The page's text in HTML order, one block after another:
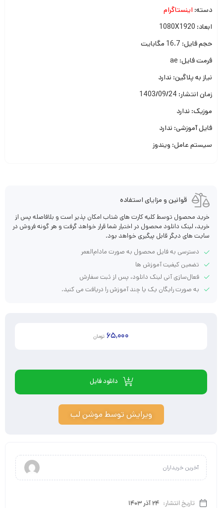
دسته: اینستاگرام
ابعاد: 1080X1920
حجم فایل: 16.7 مگابایت
فرمت فایل: ae
نیاز به پلاگین: ندارد
زمان انتشار: 1403/09/24
موزیک: ندارد
فایل آموزشی: ندارد
سیستم عامل: ویندوز
قوانین و مزایای استفاده
خرید محصول توسط کلیه کارت های شتاب امکان پذیر است و بلافاصله پس از
خرید، لینک دانلود محصول در اختیار شما قرار خواهد گرفت و هر گونه فروش در
سایت های دیگر قابل پیگیری خواهد بود.
دسترسی به فایل محصول به صورت مادام‌العمر
تضمین کیفیت آموزش ها
فعال‌سازی آنی لینک دانلود، پس از ثبت سفارش
به صورت رایگان یک یا چند آموزش را دریافت می کنید.
65,000 تومان
دانلود فایل
ویرایش توسط موشن لب
آخرین خریداران
تاریخ انتشار: 24 آذر 1403